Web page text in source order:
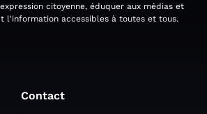
citoyenne, éduquer aux médias et
l'information accessibles à toutes et tous.
Contact